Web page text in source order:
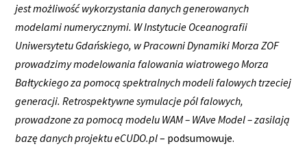
jest możliwość wykorzystania danych generowanych
modelami numerycznymi. W Instytucie Oceanografii
Uniwersytetu Gdańskiego, w Pracowni Dynamiki Morza ZOF
prowadzimy modelowania falowania wiatrowego Morza
Bałtyckiego za pomocą spektralnych modeli falowych trzeciej
generacji. Retrospektywne symulacje pól falowych,
prowadzone za pomocą modelu WAM – WAve Model – zasilają
bazę danych projektu eCUDO.pl– podsumowuje.